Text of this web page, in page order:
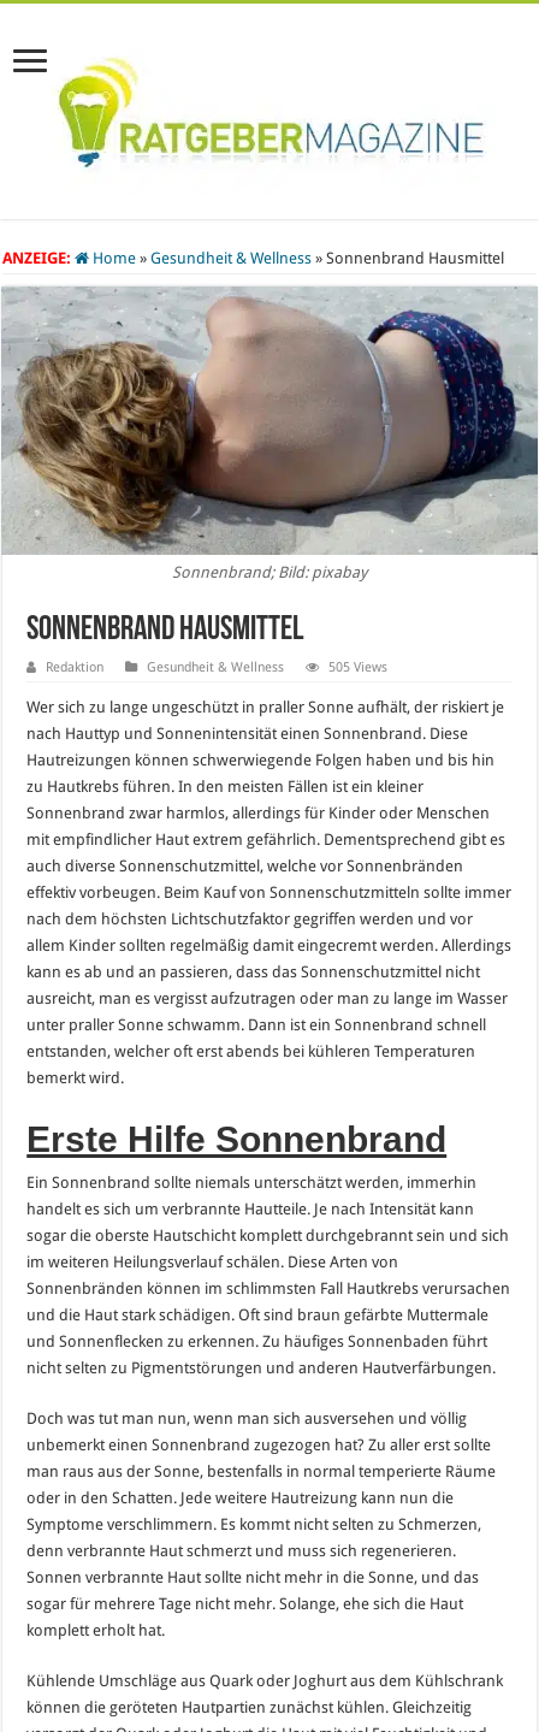
ANZEIGE: Home » Gesundheit & Wellness » Sonnenbrand Hausmittel
Sonnenbrand; Bild: pixabay
Sonnenbrand Hausmittel
Redaktion Gesundheit & Wellness 505 Views
Wer sich zu lange ungeschützt in praller Sonne aufhält, der riskiert je
nach Hauttyp und Sonnenintensität einen Sonnenbrand. Diese
Hautreizungen können schwerwiegende Folgen haben und bis hin
zu Hautkrebs führen. In den meisten Fällen ist ein kleiner
Sonnenbrand zwar harmlos, allerdings für Kinder oder Menschen
mit empfindlicher Haut extrem gefährlich. Dementsprechend gibt es
auch diverse Sonnenschutzmittel, welche vor Sonnenbränden
effektiv vorbeugen. Beim Kauf von Sonnenschutzmitteln sollte immer
nach dem höchsten Lichtschutzfaktor gegriffen werden und vor
allem Kinder sollten regelmäßig damit eingecremt werden. Allerdings
kann es ab und an passieren, dass das Sonnenschutzmittel nicht
ausreicht, man es vergisst aufzutragen oder man zu lange im Wasser
unter praller Sonne schwamm. Dann ist ein Sonnenbrand schnell
entstanden, welcher oft erst abends bei kühleren Temperaturen
bemerkt wird.
Erste Hilfe Sonnenbrand
Ein Sonnenbrand sollte niemals unterschätzt werden, immerhin
handelt es sich um verbrannte Hautteile. Je nach Intensität kann
sogar die oberste Hautschicht komplett durchgebrannt sein und sich
im weiteren Heilungsverlauf schälen. Diese Arten von
Sonnenbränden können im schlimmsten Fall Hautkrebs verursachen
und die Haut stark schädigen. Oft sind braun gefärbte Muttermale
und Sonnenflecken zu erkennen. Zu häufiges Sonnenbaden führt
nicht selten zu Pigmentstörungen und anderen Hautverfärbungen.
Doch was tut man nun, wenn man sich ausversehen und völlig
unbemerkt einen Sonnenbrand zugezogen hat? Zu aller erst sollte
man raus aus der Sonne, bestenfalls in normal temperierte Räume
oder in den Schatten. Jede weitere Hautreizung kann nun die
Symptome verschlimmern. Es kommt nicht selten zu Schmerzen,
denn verbrannte Haut schmerzt und muss sich regenerieren.
Sonnen verbrannte Haut sollte nicht mehr in die Sonne, und das
sogar für mehrere Tage nicht mehr. Solange, ehe sich die Haut
komplett erholt hat.
Kühlende Umschläge aus Quark oder Joghurt aus dem Kühlschrank
können die geröteten Hautpartien zunächst kühlen. Gleichzeitig